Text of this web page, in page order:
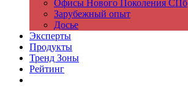
Офисы Нового Поколения СПб
Зарубежный опыт
Досье
Эксперты
Продукты
Тренд Зоны
Рейтинг